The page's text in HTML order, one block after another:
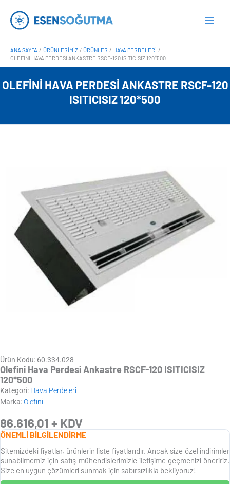
atla
ANA SAYFA ÜRÜNLERIMIZ ÜRÜNLER
HAVA PERDELERI
OLEFINI HAVA PERDESI ANKASTRE RSCF-120 ISITICISIZ 120*500
OLEFINI HAVA PERDESI ANKASTRE RSCF-120
ISITICISIZ 120*500
Ürün Kodu: 60.334.028
Olefini Hava Perdesi Ankastre RSCF-120 ISITICISIZ
120*500
Kategori: Hava Perdeleri
Marka:Olefini
86.616,01 + KDV
ÖNEMLİ BİLGİLENDİRME
Sitemizdeki fiyatlar, ürünlerin liste fiyatlarıdır. Ancak size özel indirimler
sunabilmemiz için satış mühendislerimizle iletişime geçmenizi öneririz.
Size en uygun çözümleri sunmak için sabırsızlıkla bekliyoruz!